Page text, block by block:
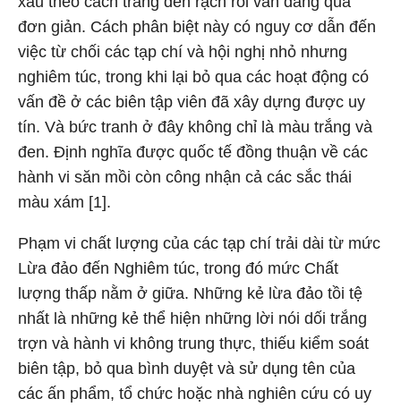
đơn giản. Cách phân biệt này có nguy cơ dẫn đến
việc từ chối các tạp chí và hội nghị nhỏ nhưng
nghiêm túc, trong khi lại bỏ qua các hoạt động có
vấn đề ở các biên tập viên đã xây dựng được uy
tín. Và bức tranh ở đây không chỉ là màu trắng và
đen. Định nghĩa được quốc tế đồng thuận về các
hành vi săn mồi còn công nhận cả các sắc thái
màu xám [1].
Phạm vi chất lượng của các tạp chí trải dài từ mức
Lừa đảo đến Nghiêm túc, trong đó mức Chất
lượng thấp nằm ở giữa. Những kẻ lừa đảo tồi tệ
nhất là những kẻ thể hiện những lời nói dối trắng
trợn và hành vi không trung thực, thiếu kiểm soát
biên tập, bỏ qua bình duyệt và sử dụng tên của
các ấn phẩm, tổ chức hoặc nhà nghiên cứu có uy